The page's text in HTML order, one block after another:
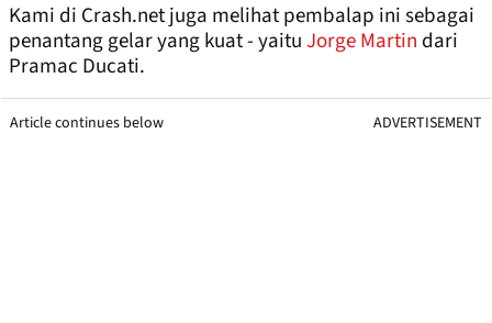
Kami di Crash.net juga melihat pembalap ini sebagai
penantang gelar yang kuat - yaituJorge Martin dari
Pramac Ducati.
Article continues below ADVERTISEMENT